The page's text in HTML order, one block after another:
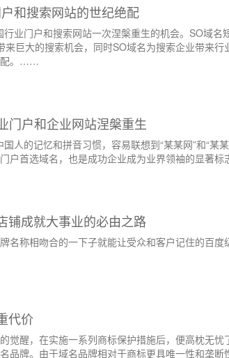
和搜索网站的世纪绝配
业门户和搜索网站一次涅槃重生的机会。SO域名
来巨大的搜索机会，同时SO域名为搜索企业带来
配。……
门户和企业网站涅槃重生
国人的记忆和拼音习惯，容易联想到“某某网”和“
户首选域名，也是成功企业成为业界领袖的显著
铺成就大事业的必由之路
名称相吻合的一下子就能让受众和客户记住的百
代价
觉醒，在实施一系列商标保护措施后，便高枕无
品牌。由于域名品牌相对于商标更具唯一性和垄断